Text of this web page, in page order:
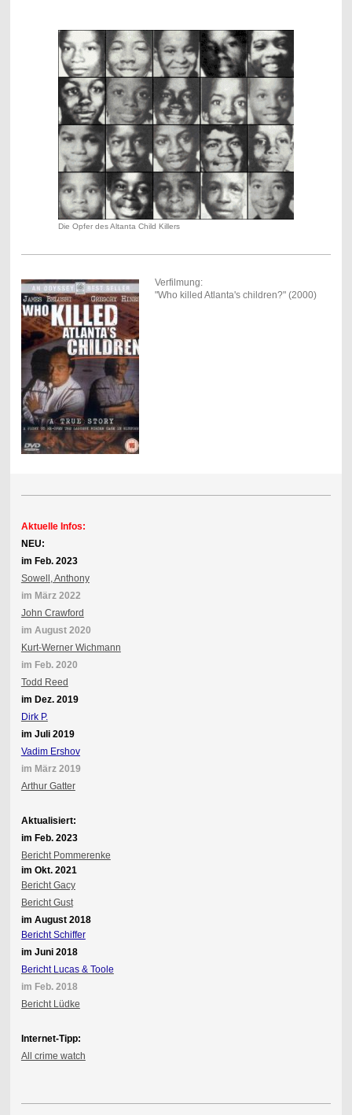
Die Opfer des Altanta Child Killers
Verfilmung:
"Who killed Atlanta's children?" (2000)
Aktuelle Infos:
NEU:
im Feb. 2023
Sowell, Anthony
im März 2022
John Crawford
im August 2020
Kurt-Werner Wichmann
im Feb. 2020
Todd Reed
im Dez. 2019
Dirk P.
im Juli 2019
Vadim Ershov
im März 2019
Arthur Gatter
Aktualisiert:
im Feb. 2023
Bericht Pommerenke
im Okt. 2021
Bericht Gacy
Bericht Gust
im August 2018
Bericht Schiffer
im Juni 2018
Bericht Lucas & Toole
im Feb. 2018
Bericht Lüdke
Internet-Tipp:
All crime watch